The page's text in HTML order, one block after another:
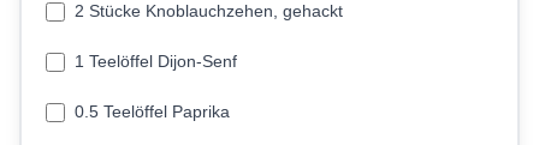
2 Stücke Knoblauchzehen, gehackt
1 Teelöffel Dijon-Senf
0.5 Teelöffel Paprika